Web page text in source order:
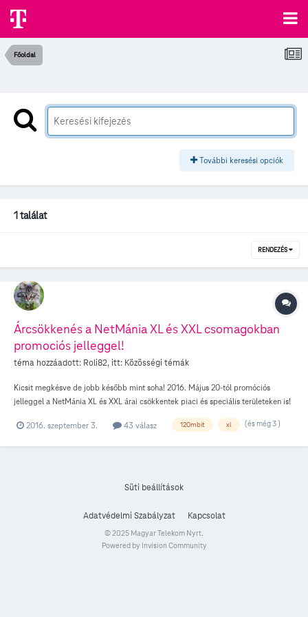
Főoldal
További keresési opciók
1 találat
RENDEZÉS
Árcsökkenés a NetMánia XL és XXL csomagokban
promociós jelleggel!
téma hozzáadott: Roli82, itt: Közösségi témák
Kicsit megkésve de jobb később mint soha! 2016. Május 20-tól promóciós
jelleggel a NetMánia XL és XXL árai csökkentek piaci és speciális területeken is!
csomagra történő új szerződéskötés vagy ezen csomagokra az akcióban történő
szerződés tartamától. A kedvezmény a hűségidő végéig érvényes! A táblázatot
2016. szeptember 3. 43 válasz 120mbit xl (és még 3 )
Süti beállítások
Adatvédelmi Szabályzat Kapcsolat
© 2025 Magyar Telekom Nyrt.
Powered by Invision Community